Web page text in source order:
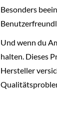
Besonders
Und wenn du
halten. Dieses
Hersteller